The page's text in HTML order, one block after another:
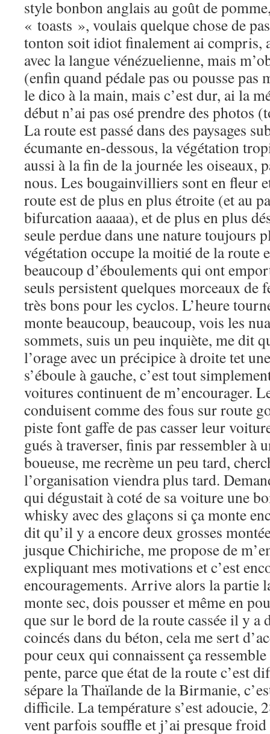
style bonbon anglais au goût de
« toasts », voulais quelque chose de
tonton soit idiot finalement ai compris,
avec la langue vénézuelienne, mais
(enfin quand pédale pas ou pousse pas
le dico à la main, mais c’est dur, ai la
début n’ai pas osé prendre des photos
La route est passé dans des paysages
écumante en-dessous, la végétation
aussi à la fin de la journée les oiseaux,
nous. Les bougainvilliers sont en fleur
route est de plus en plus étroite (et au
bifurcation aaaaa), et de plus en plus
seule perdue dans une nature toujours
végétation occupe la moitié de la route
beaucoup d’éboulements qui ont
seuls persistent quelques morceaux de
très bons pour les cyclos. L’heure
monte beaucoup, beaucoup, vois les
sommets, suis un peu inquiète, me dit
l’orage avec un précipice à droite tet
s’éboule à gauche, c’est tout
voitures continuent de m’encourager.
conduisent comme des fous sur route
piste font gaffe de pas casser leur
gués à traverser, finis par ressembler à
boueuse, me recrème un peu tard,
l’organisation viendra plus tard.
qui dégustait à coté de sa voiture une
whisky avec des glaçons si ça monte
dit qu’il y a encore deux grosses
jusque Chichiriche, me propose de
expliquant mes motivations et c’est
encouragements. Arrive alors la partie
monte sec, dois pousser et même en
que sur le bord de la route cassée il y a
coincés dans du béton, cela me sert
pour ceux qui connaissent ça
pente, parce que état de la route c’est
sépare la Thaïlande de la Birmanie,
difficile. La température s’est adoucie,
vent parfois souffle et j’ai presque